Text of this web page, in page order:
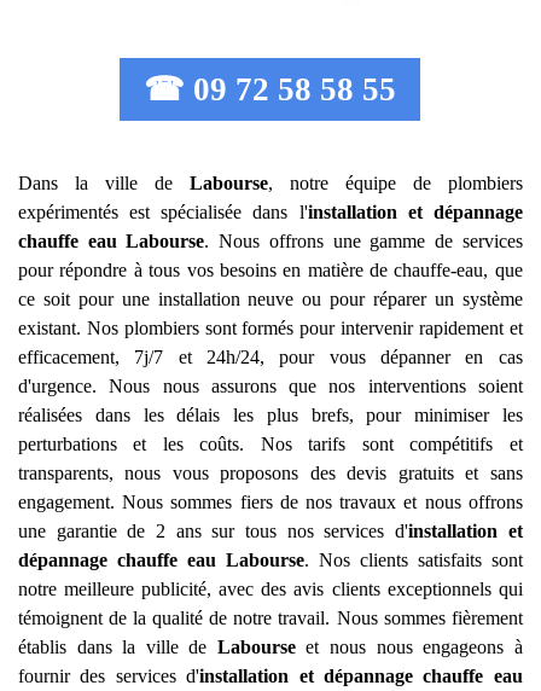
☎ 09 72 58 58 55
Dans la ville de Labourse, notre équipe de plombiers
expérimentés est spécialisée dans l'installation et dépannage
chauffe eau Labourse. Nous offrons une gamme de services
pour répondre à tous vos besoins en matière de chauffe-eau, que
ce soit pour une installation neuve ou pour réparer un système
existant. Nos plombiers sont formés pour intervenir rapidement et
efficacement, 7j/7 et 24h/24, pour vous dépanner en cas
d'urgence. Nous nous assurons que nos interventions soient
réalisées dans les délais les plus brefs, pour minimiser les
perturbations et les coûts. Nos tarifs sont compétitifs et
transparents, nous vous proposons des devis gratuits et sans
engagement. Nous sommes fiers de nos travaux et nous offrons
une garantie de 2 ans sur tous nos services d'installation et
dépannage chauffe eau Labourse. Nos clients satisfaits sont
notre meilleure publicité, avec des avis clients exceptionnels qui
témoignent de la qualité de notre travail. Nous sommes fièrement
établis dans la ville de Labourseet nous nous engageons à
fournir des services d'installation et dépannage chauffe eau